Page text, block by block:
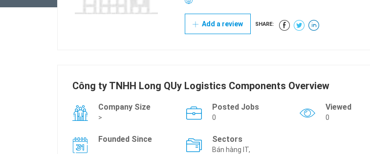
Add a review SHARE:
Công ty TNHH Long QUy Logistics Components Overview
Company Size
>
Posted Jobs
0
Viewed
0
Founded Since Sectors
Bán hàng IT,